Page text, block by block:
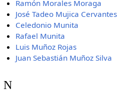
Ramón Morales Moraga
José Tadeo Mujica Cervantes
Celedonio Munita
Rafael Munita
Luis Muñoz Rojas
Juan Sebastián Muñoz Silva
N